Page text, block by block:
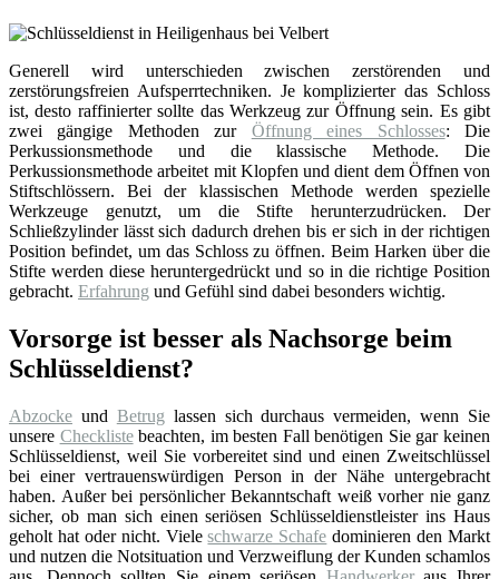
Generell wird unterschieden zwischen zerstörenden und
zerstörungsfreien Aufsperrtechniken. Je komplizierter das Schloss
ist, desto raffinierter sollte das Werkzeug zur Öffnung sein. Es gibt
zwei gängige Methoden zur Öffnung eines Schlosses: Die
Perkussionsmethode und die klassische Methode. Die
Perkussionsmethode arbeitet mit Klopfen und dient dem Öffnen von
Stiftschlössern. Bei der klassischen Methode werden spezielle
Werkzeuge genutzt, um die Stifte herunterzudrücken. Der
Schließzylinder lässt sich dadurch drehen bis er sich in der richtigen
Position befindet, um das Schloss zu öffnen. Beim Harken über die
Stifte werden diese heruntergedrückt und so in die richtige Position
gebracht. Erfahrung und Gefühl sind dabei besonders wichtig.
Vorsorge ist besser als Nachsorge beim
Schlüsseldienst?
Abzocke und Betrug lassen sich durchaus vermeiden, wenn Sie
unsere Checklistebeachten, im besten Fall benötigen Sie gar keinen
Schlüsseldienst, weil Sie vorbereitet sind und einen Zweitschlüssel
bei einer vertrauenswürdigen Person in der Nähe untergebracht
haben. Außer bei persönlicher Bekanntschaft weiß vorher nie ganz
sicher, ob man sich einen seriösen Schlüsseldienstleister ins Haus
geholt hat oder nicht. Vieleschwarze Schafe dominieren den Markt
und nutzen die Notsituation und Verzweiflung der Kunden schamlos